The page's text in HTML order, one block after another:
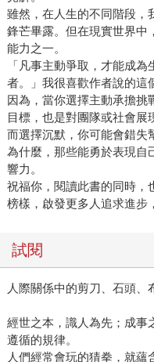
雖然，在人生的不同階段，
鋒芒畢露。但在現實世界中
能力之一。
「凡事主動爭取，才能成
者。」我很喜歡作者說的這
因為，當你選擇主動承擔挑
目標，也是對團隊或社會展
而選擇沉默，你可能會錯失
為什麼，那些能勇於表現自
響力。
祝福你，閱讀此書的同時，
榜樣，啟發更多人追求進步
試閱
人際關係中的剪刀、石頭、
經世之本，識人為先；成事
遵循的規律。
人們經常會玩的猜拳，就